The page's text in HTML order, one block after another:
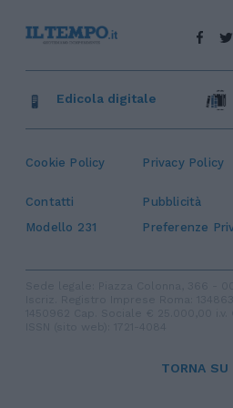
Cookie Policy Privacy Policy
Contatti Pubblicità
Modello 231
Preferenze
Edicola digitale
TORNA SU